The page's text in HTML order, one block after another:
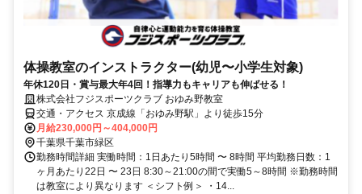
体操教室のインストラクター(幼児〜小学生対象)
年休120日・賞与最大年4回！指導力もキャリアも伸ばせる！
株式会社フジスポーツクラブ おゆみ野教室
交通・アクセス 京成線「おゆみ野駅」より徒歩15分
月給230,000円～404,000円
千葉県千葉市緑区
勤務時間詳細 実働時間：1日あたり5時間 〜 8時間 平均勤務日数：1
ヶ月あたり22日 〜 23日 8:30～21:00の間で実働5～8時間 ※勤務時間
は教室により異なります ＜シフト例＞ ・14...